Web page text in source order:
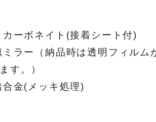
ーボネイト(接着シート付)
ミラー（納品時は透明フィルム
す。）
合金(メッキ処理)